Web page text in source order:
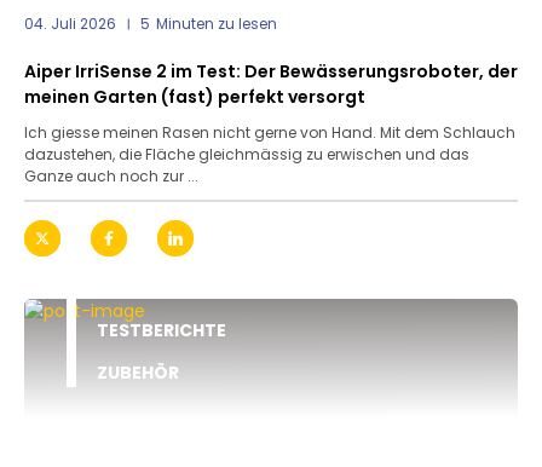
04. Juli 2026 5 Minuten zu lesen
Aiper IrriSense 2 im Test: Der Bewässerungsroboter, der
meinen Garten (fast) perfekt versorgt
Ich giesse meinen Rasen nicht gerne von Hand. Mit dem Schlauch
dazustehen, die Fläche gleichmässig zu erwischen und das
Ganze auch noch zur ...
TESTBERICHTE
ZUBEHÖR